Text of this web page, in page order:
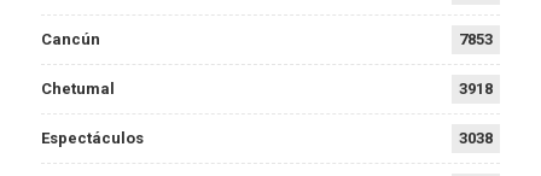
Cancún 7853
Chetumal 3918
Espectáculos 3038